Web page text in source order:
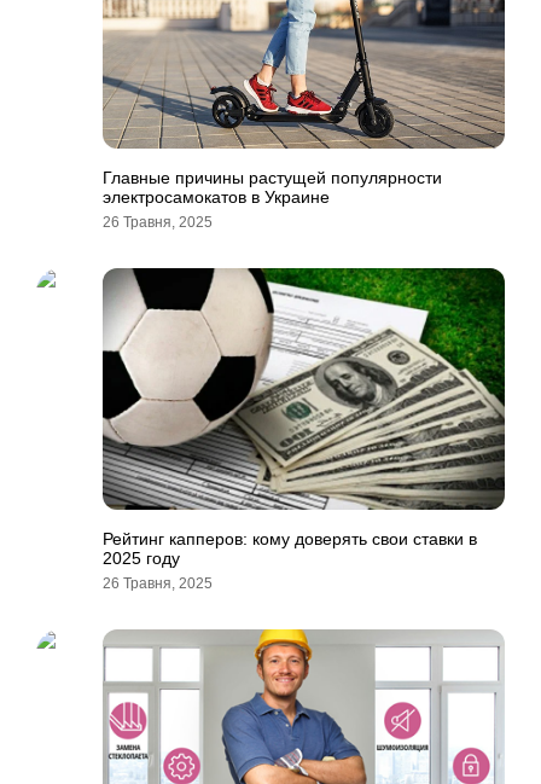
Главные причины растущей популярности
электросамокатов в Украине
26 Травня, 2025
Рейтинг капперов: кому доверять свои ставки в
2025 году
26 Травня, 2025